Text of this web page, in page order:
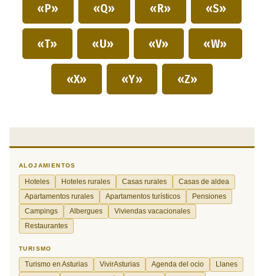
«P» «Q» «R» «S»
«T» «U» «V» «W»
«X» «Y» «Z»